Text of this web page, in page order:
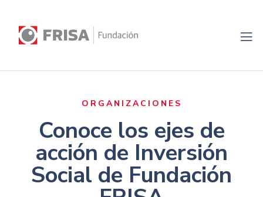
ORGANIZACIONES
Conoce los ejes de
acción de Inversión
Social de Fundación